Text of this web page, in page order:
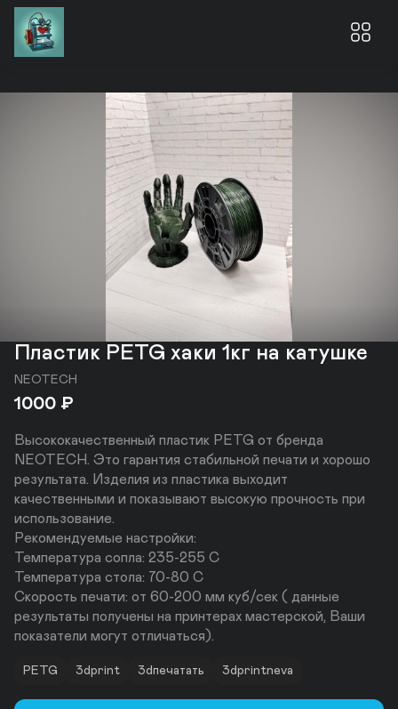
Пластик PETG хаки 1кг на катушке
NEOTECH
1000 ₽
Высококачественный пластик PETG от бренда
NEOTECH. Это гарантия стабильной печати и хорошо
результата. Изделия из пластика выходит
качественными и показывают высокую прочность при
использование.
Рекомендуемые настройки:
Температура сопла: 235-255 С
Температура стола: 70-80 С
Скорость печати: от 60-200 мм куб/сек ( данные
результаты получены на принтерах мастерской, Ваши
показатели могут отличаться).
PETG 3dprint 3dпечатать 3dprintneva